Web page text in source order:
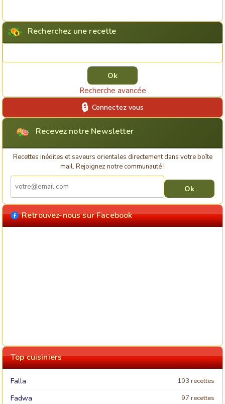
Recherchez une recette
Recherche avancée
Connectez vous
Recevez notre Newsletter
Recettes inédites et saveurs orientales directement dans votre boîte
mail. Rejoignez notre communauté !
Retrouvez-nous sur Facebook
Top cuisiniers
Falla 103 recettes
Fadwa 97 recettes